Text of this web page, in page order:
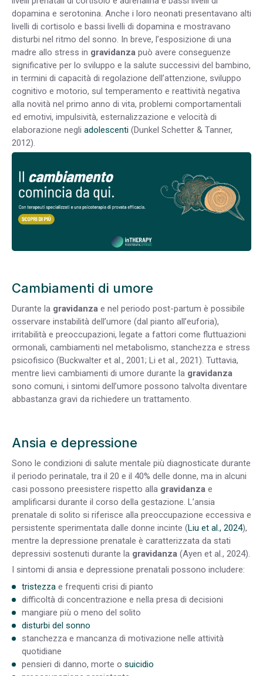
dopamina e serotonina. Anche i loro neonati presentavano alti
livelli di cortisolo e bassi livelli di dopamina e mostravano
disturbi nel ritmo del sonno. In breve, l’esposizione di una
madre allo stress in ​​ gravidanza può avere conseguenze
significative per lo sviluppo e la salute successivi del bambino,
in termini di capacità di regolazione dell’attenzione, sviluppo
cognitivo e motorio, sul temperamento e reattività negativa
alla novità nel primo anno di vita, problemi comportamentali
ed emotivi, impulsività, esternalizzazione e velocità di
elaborazione negli adolescenti (Dunkel Schetter & Tanner,
2012).
Cambiamenti di umore
Durante la gravidanza e nel periodo post-partum è possibile
osservare instabilità dell’umore (dal pianto all’euforia),
irritabilità e preoccupazioni, legate a fattori come fluttuazioni
ormonali, cambiamenti nel metabolismo, stanchezza e stress
psicofisico (Buckwalter et al., 2001; Li et al., 2021). Tuttavia,
mentre lievi cambiamenti di umore durante la gravidanza
sono comuni, i sintomi dell’umore possono talvolta diventare
abbastanza gravi da richiedere un trattamento.
Ansia e depressione
Sono le condizioni di salute mentale più diagnosticate durante
il periodo perinatale, tra il 20 e il 40% delle donne, ma in alcuni
casi possono preesistere rispetto alla gravidanza e
amplificarsi durante il corso della gestazione. L’ansia
prenatale di solito si riferisce alla preoccupazione eccessiva e
persistente sperimentata dalle donne incinte (Liu et al., 2024),
mentre la depressione prenatale è caratterizzata da stati
depressivi sostenuti durante la gravidanza (Ayen et al., 2024).
I sintomi di ansia e depressione prenatali possono includere:
tristezza e frequenti crisi di pianto
difficoltà di concentrazione e nella presa di decisioni
mangiare più o meno del solito
disturbi del sonno
stanchezza e mancanza di motivazione nelle attività
quotidiane
pensieri di danno, morte o suicidio